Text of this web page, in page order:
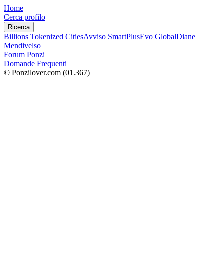
Home
Cerca profilo
Ricerca
Billions Tokenized CitiesAvviso SmartPlusEvo GlobalDiane
Mendivelso
Forum Ponzi
Domande Frequenti
© Ponzilover.com (01.367)